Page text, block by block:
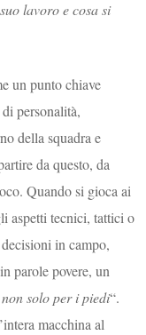
lavoro e cosa si
un punto chiave
personalità,
della squadra e
da questo, da
Quando si gioca ai
aspetti tecnici, tattici o
in campo,
parole povere, un
solo per i piedi“.
macchina al